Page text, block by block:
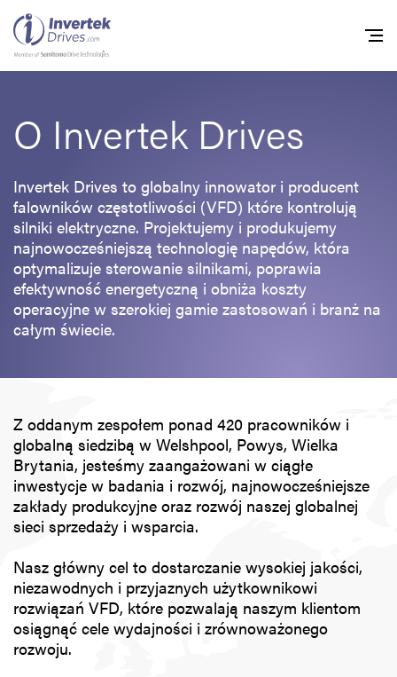
O Invertek Drives
Invertek Drives to globalny innowator i producent
falowników częstotliwości (VFD) które kontrolują
silniki elektryczne. Projektujemy i produkujemy
najnowocześniejszą technologię napędów, która
optymalizuje sterowanie silnikami, poprawia
efektywność energetyczną i obniża koszty
operacyjne w szerokiej gamie zastosowań i branż na
całym świecie.
Z oddanym zespołem ponad 420 pracowników i
globalną siedzibą w Welshpool, Powys, Wielka
Brytania, jesteśmy zaangażowani w ciągłe
inwestycje w badania i rozwój, najnowocześniejsze
zakłady produkcyjne oraz rozwój naszej globalnej
sieci sprzedaży i wsparcia.
Nasz główny cel to dostarczanie wysokiej jakości,
niezawodnych i przyjaznych użytkownikowi
rozwiązań VFD, które pozwalają naszym klientom
osiągnąć cele wydajności i zrównoważonego
rozwoju.
Do pobrania
Zrównoważony
Nowości
Oferty pracy
Kontakt
Mapa strony
iSource Rejestracja